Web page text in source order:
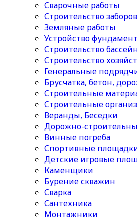
Сварочные работы
Строительство заборов
Земляные работы
Устройство
Строительство
Строительство
Генеральные
Брусчатка, бетон,
Строительные
Cтроительные
Веранды, Беседки
Дорожно-
Винные погреба
Спортивные
Детские игровые
Каменщики
Бурение скважин
Сварка
Сантехника
Монтажники